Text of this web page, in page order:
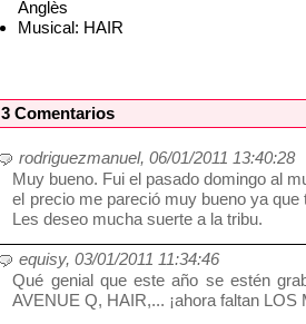
Anglès
Musical: HAIR
3 Comentarios
rodriguezmanuel, 06/01/2011 13:40:28
Muy bueno. Fui el pasado domingo al
el precio me pareció muy bueno ya
Les deseo mucha suerte a la tribu.
equisy, 03/01/2011 11:34:46
Qué genial que este año se estén
AVENUE Q, HAIR,... ¡ahora faltan LOS